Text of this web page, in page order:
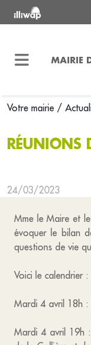
MAIRIE
Votre mairie /
RÉUNIONS
24/03/2023
Mme le Maire et
évoquer le bilan
questions de vie
Voici le calendrier :
Mardi 4 avril 18h :
Mardi 4 avril 19h